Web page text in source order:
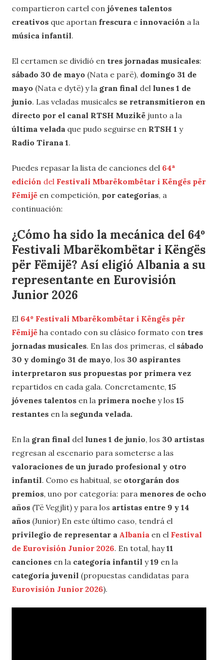
compartieron cartel con jóvenes talentos
creativos que aportan frescura e innovación a la
música infantil.
El certamen se dividió en tres jornadas musicales:
sábado 30 de mayo (Nata e parë), domingo 31 de
mayo (Nata e dytë) y la gran final del lunes 1 de
junio. Las veladas musicales se retransmitieron en
directo por el canal RTSH Muzikë junto a la
última velada que pudo seguirse en RTSH 1 y
Radio Tirana 1.
Puedes repasar la lista de canciones del 64ª
edición del Festivali Mbarëkombëtar i Këngës për
Fëmijë en competición, por categorías, a
continuación:
¿Cómo ha sido la mecánica del 64º
Festivali Mbarëkombëtar i Këngës
për Fëmijë? Así eligió Albania a su
representante en Eurovisión
Junior 2026
El 64º Festivali Mbarëkombëtar i Këngës për
Fëmijë ha contado con su clásico formato con tres
jornadas musicales. En las dos primeras, el sábado
30 y domingo 31 de mayo, los 30 aspirantes
interpretaron sus propuestas por primera vez
repartidos en cada gala. Concretamente, 15
jóvenes talentos en la primera noche y los 15
restantes en la segunda velada.
En la gran final del lunes 1 de junio, los 30 artistas
regresan al escenario para someterse a las
valoraciones de un jurado profesional y otro
infantil. Como es habitual, se otorgarán dos
premios, uno por categoría: para menores de ocho
años (Të Vegjlit) y para los artistas entre 9 y 14
años (Junior) En este último caso, tendrá el
privilegio de representar a Albania en el Festival
de Eurovisión Junior 2026. En total, hay11
canciones en la categoría infantil y19 en la
categoría juvenil (propuestas candidatas para
Eurovisión Junior 2026).